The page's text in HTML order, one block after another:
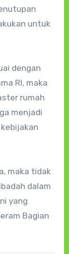
untuk
dengan
RI, maka
rumah
menjadi
maka tidak
dalam
yang
Bagian